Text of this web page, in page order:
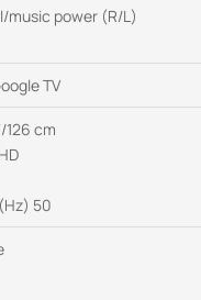
music power (R/L)
TV
126 cm
50